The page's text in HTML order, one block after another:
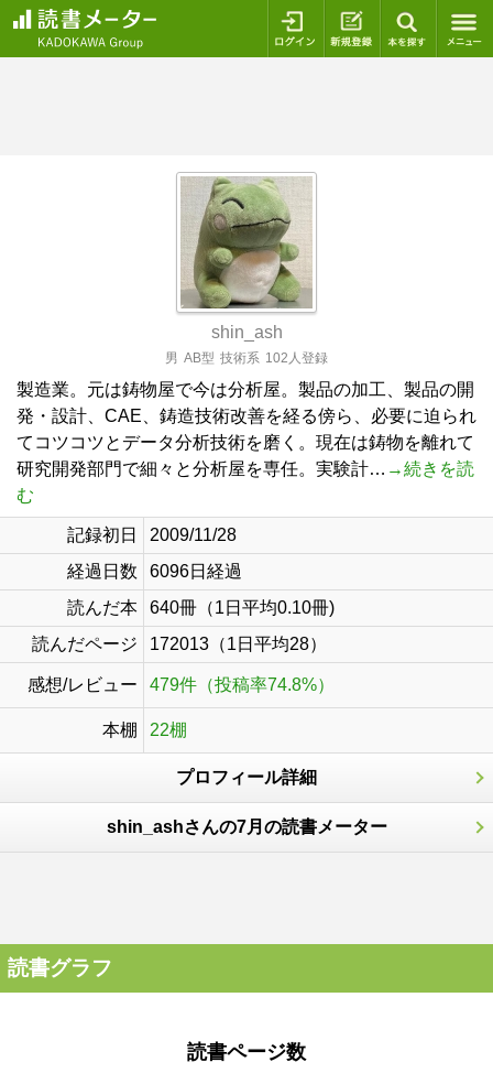
ログイン 新規登録
shin_ash
男 AB型 技術系 102人登録
製造業。元は鋳物屋で今は分析屋。製品の加工、製品の開
発・設計、CAE、鋳造技術改善を経る傍ら、必要に迫られ
てコツコツとデータ分析技術を磨く。現在は鋳物を離れて
研究開発部門で細々と分析屋を専任。実験計… →続きを読
む
記録初日
2009/11/28
経過日数
6096日経過
読んだ本
640冊（1日平均0.10冊)
読んだページ
172013（1日平均28）
感想/レビュー 479件（投稿率74.8%）
本棚 22棚
プロフィール詳細
shin_ashさんの7月の読書メーター
読書グラフ
読書ページ数